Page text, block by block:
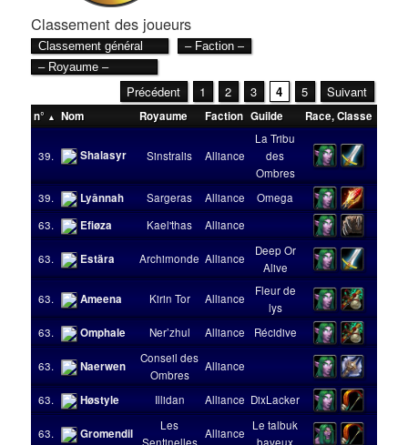
Classement des joueurs
Précédent 1 2 3 4 5 Suivant
n° Nom Royaume Faction Guilde Race,Classe
39. Shalasyr Sinstralis Alliance
La Tribu
des
Ombres
39. Lyânnah Sargeras Alliance Omega
63.
Efiøza Kael'thas Alliance
63. Estära Archimonde Alliance
Deep Or
Alive
63. Ameena Kirin Tor Alliance
Fleur de
lys
63. Omphale Ner’zhul Alliance Récidive
63. Naerwen
Conseil des
Ombres
Alliance
63. Høstyle Illidan Alliance DixLacker
63. Gromendil
Les
Sentinelles
Alliance
Le talbuk
baveux